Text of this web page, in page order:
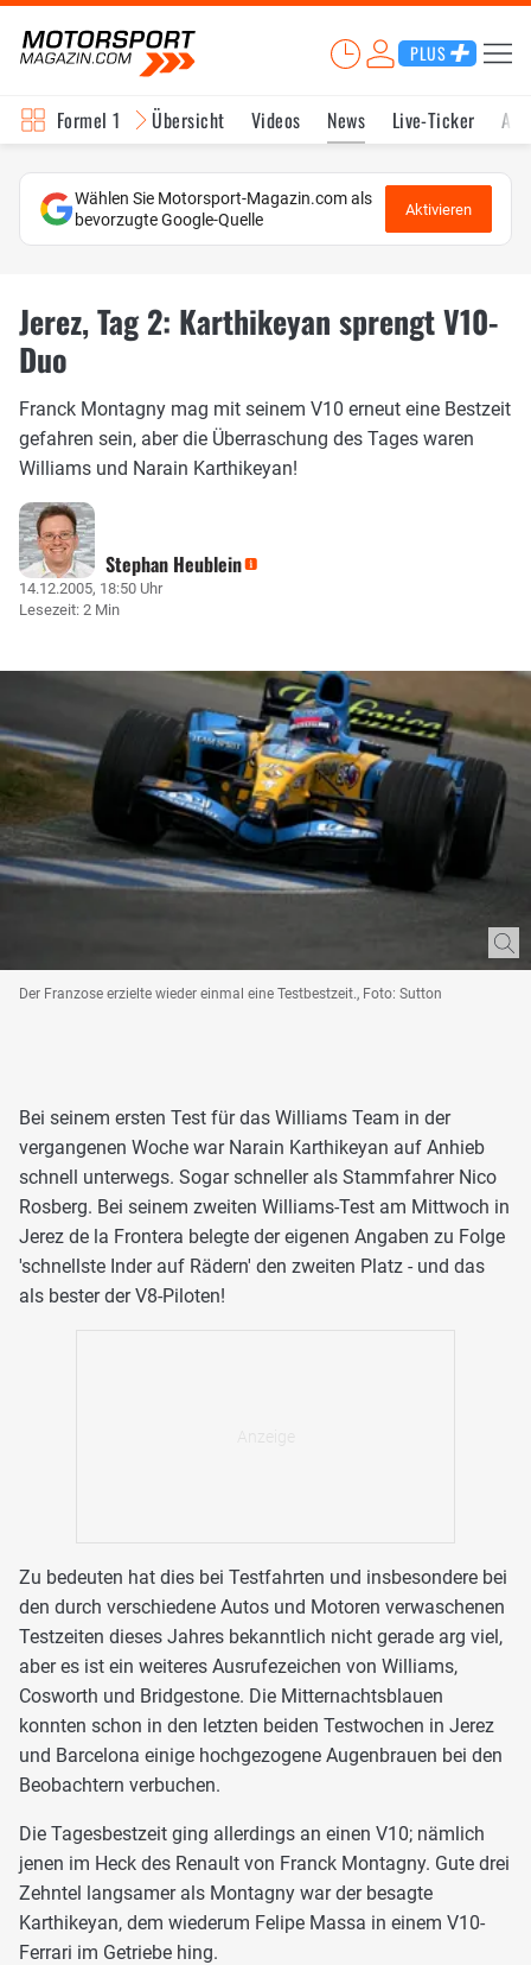
PLUS
Formel 1 Übersicht Videos News Live-Ticker
Wählen Sie Motorsport-Magazin.com als
bevorzugte Google-Quelle
Aktivieren
Jerez, Tag 2: Karthikeyan sprengt V10-
Duo
Franck Montagny mag mit seinem V10 erneut eine Bestzeit
gefahren sein, aber die Überraschung des Tages waren
Williams und Narain Karthikeyan!
Stephan Heublein
14.12.2005, 18:50 Uhr
Lesezeit: 2 Min
Der Franzose erzielte wieder einmal eine Testbestzeit., Foto: Sutton
Bei seinem ersten Test für das Williams Team in der
vergangenen Woche war Narain Karthikeyan auf Anhieb
schnell unterwegs. Sogar schneller als Stammfahrer Nico
Rosberg. Bei seinem zweiten Williams-Test am Mittwoch in
Jerez de la Frontera belegte der eigenen Angaben zu Folge
'schnellste Inder auf Rädern' den zweiten Platz - und das
als bester der V8-Piloten!
Zu bedeuten hat dies bei Testfahrten und insbesondere bei
den durch verschiedene Autos und Motoren verwaschenen
Testzeiten dieses Jahres bekanntlich nicht gerade arg viel,
aber es ist ein weiteres Ausrufezeichen von Williams,
Cosworth und Bridgestone. Die Mitternachtsblauen
konnten schon in den letzten beiden Testwochen in Jerez
und Barcelona einige hochgezogene Augenbrauen bei den
Beobachtern verbuchen.
Die Tagesbestzeit ging allerdings an einen V10; nämlich
jenen im Heck des Renault von Franck Montagny. Gute drei
Zehntel langsamer als Montagny war der besagte
Karthikeyan, dem wiederum Felipe Massa in einem V10-
Ferrari im Getriebe hing.